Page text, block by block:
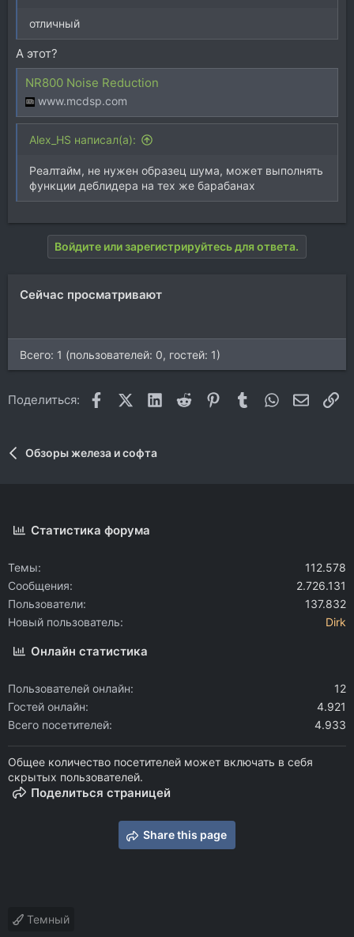
отличный
А этот?
NR800 Noise Reduction
www.mcdsp.com
Alex_HS написал(а):
Реалтайм, не нужен образец шума, может выполнять
функции деблидера на тех же барабанах
Войдите или зарегистрируйтесь для ответа.
Сейчас просматривают
Всего: 1 (пользователей: 0, гостей: 1)
Поделиться: FacebookX (Twitter)
LinkedIn
Reddit Pinterest
Tumblr WhatsApp
Обзоры железа и софта
Статистика форума
Темы
112.578
Сообщения
2.726.131
Пользователи
137.832
Новый пользователь
Dirk
Онлайн статистика
Пользователей онлайн
12
Гостей онлайн
4.921
Всего посетителей
4.933
Общее количество посетителей может включать в себя
скрытых пользователей.
Поделиться страницей
Share this page
Темный